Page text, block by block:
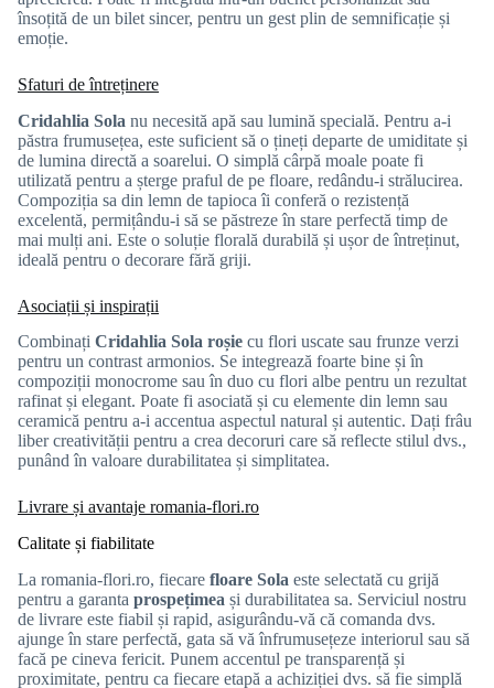
însoțită de un bilet sincer, pentru un gest plin de semnificație și
emoție.
Sfaturi de întreținere
Cridahlia Sola nu necesită apă sau lumină specială. Pentru a-i
păstra frumusețea, este suficient să o țineți departe de umiditate și
de lumina directă a soarelui. O simplă cârpă moale poate fi
utilizată pentru a șterge praful de pe floare, redându-i strălucirea.
Compoziția sa din lemn de tapioca îi conferă o rezistență
excelentă, permițându-i să se păstreze în stare perfectă timp de
mai mulți ani. Este o soluție florală durabilă și ușor de întreținut,
ideală pentru o decorare fără griji.
Asociații și inspirații
Combinați Cridahlia Sola roșie cu flori uscate sau frunze verzi
pentru un contrast armonios. Se integrează foarte bine și în
compoziții monocrome sau în duo cu flori albe pentru un rezultat
rafinat și elegant. Poate fi asociată și cu elemente din lemn sau
ceramică pentru a-i accentua aspectul natural și autentic. Dați frâu
liber creativității pentru a crea decoruri care să reflecte stilul dvs.,
punând în valoare durabilitatea și simplitatea.
Livrare și avantaje romania-flori.ro
Calitate și fiabilitate
La romania-flori.ro, fiecare floare Sola este selectată cu grijă
pentru a garanta prospețimea și durabilitatea sa. Serviciul nostru
de livrare este fiabil și rapid, asigurându-vă că comanda dvs.
ajunge în stare perfectă, gata să vă înfrumusețeze interiorul sau să
facă pe cineva fericit. Punem accentul pe transparență și
proximitate, pentru ca fiecare etapă a achiziției dvs. să fie simplă